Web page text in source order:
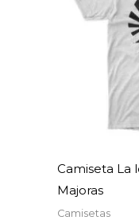
Camiseta La
Majoras
Camisetas